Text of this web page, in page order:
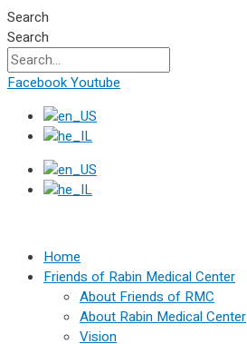
Skip
to
content
Search
Search
FacebookYoutube
Home
Friends of Rabin Medical Center
About Friends of RMC
About Rabin Medical Center
Vision